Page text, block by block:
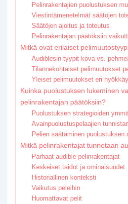
Pelinrakentajien puolustuksen
Viestintämenetelmät säätöjen
Säätöjen ajoitus ja toteutus
Pelinrakentajan päätöksiin
Mitkä ovat erilaiset
Audiblesin tyypit kova vs.
Tilannekohtaiset pelimuutokset
Yleiset pelimuutokset eri
Kuinka puolustuksen lukeminen
pelinrakentajan päätöksiin?
Puolustuksen strategioiden
Avainpuolustuspelaajien
Pelien säätäminen puolustuksen
Mitkä pelinrakentajat tunnetaan
Parhaat audible-pelinrakentajat
Keskeiset taidot ja ominaisuudet
Historiallinen konteksti
Vaikutus peleihin
Huomattavat pelit